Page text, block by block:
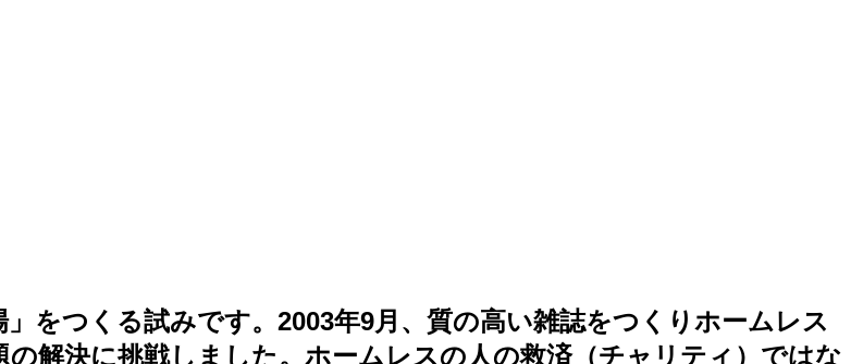
をつくる試みです。2003年9月、質の高い雑誌をつくりホームレス
解決に挑戦しました。ホームレスの人の救済（チャリティ）ではな